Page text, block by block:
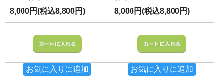
8,000円(税込8,800円)
お気に入りに追加
8,000円(税込8,800円)
お気に入りに追加